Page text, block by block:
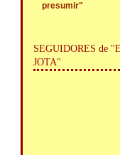
presumir"
SEGUIDORES de
JOTA"